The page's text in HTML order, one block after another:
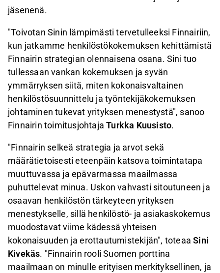
jäsenenä.
"Toivotan Sinin lämpimästi tervetulleeksi Finnairiin,
kun jatkamme henkilöstökokemuksen kehittämistä
Finnairin strategian olennaisena osana. Sini tuo
tullessaan vankan kokemuksen ja syvän
ymmärryksen siitä, miten kokonaisvaltainen
henkilöstösuunnittelu ja työntekijäkokemuksen
johtaminen tukevat yrityksen menestystä", sanoo
Finnairin toimitusjohtajaTurkka Kuusisto.
"Finnairin selkeä strategia ja arvot sekä
määrätietoisesti eteenpäin katsova toimintatapa
muuttuvassa ja epävarmassa maailmassa
puhuttelevat minua. Uskon vahvasti sitoutuneen ja
osaavan henkilöstön tärkeyteen yrityksen
menestykselle, sillä henkilöstö- ja asiakaskokemus
muodostavat viime kädessä yhteisen
kokonaisuuden ja erottautumistekijän", toteaaSini
Kivekäs. "Finnairin rooli Suomen porttina
maailmaan on minulle erityisen merkityksellinen, ja